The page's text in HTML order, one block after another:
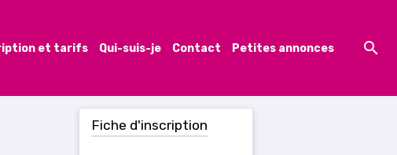
et tarifs Qui-suis-je Contact Petites annonces
Fiche d'inscription